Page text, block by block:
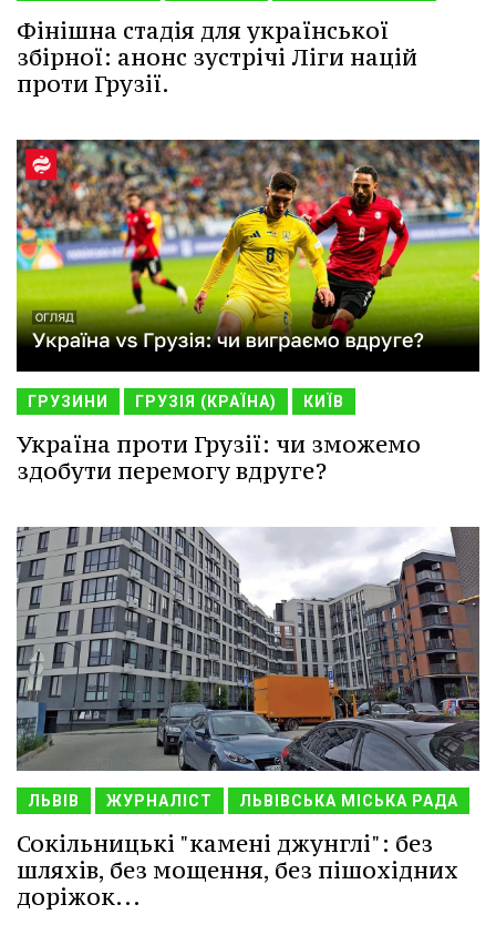
Фінішна стадія для української
збірної: анонс зустрічі Ліги націй
проти Грузії.
ГРУЗИНИ ГРУЗІЯ (КРАЇНА) КИЇВ
Україна проти Грузії: чи зможемо
здобути перемогу вдруге?
ЛЬВІВ ЖУРНАЛІСТ ЛЬВІВСЬКА МІСЬКА РАДА
Сокільницькі "камені джунглі": без
шляхів, без мощення, без пішохідних
доріжок...